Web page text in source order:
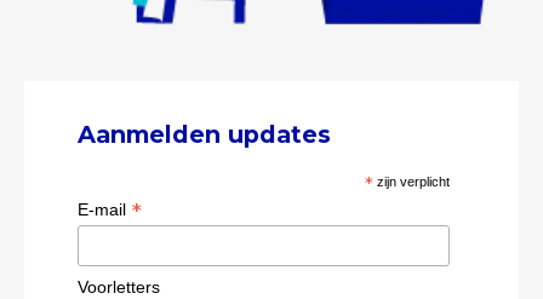
Aanmelden updates
* zijn verplicht
E-mail *
Voorletters